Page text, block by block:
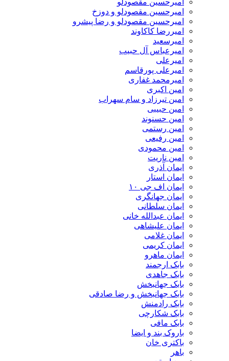
امیرحسین مقصودلو
امیرحسین مقصودلو و دوزخ
امیرحسین مقصودلو و رضا پیشرو
امیررضا کاکاوند
امیرسعید
امیرعباس آل حبیب
امیرعلی
امیرعلی پورقاسم
امیرمحمد غفاری
امین اکبری
امین تیرزاد و سام سهراب
امین حبیبی
امین حسنوند
امین رستمی
امین رفیعی
امین محمودی
امین ناریت
ایمان آذری
ایمان استار
ایمان اف جی ۱۰
ایمان جهانگری
ایمان سلطانی
ایمان عبدالله خانی
ایمان علیشاهی
ایمان غلامی
ایمان کریمی
ایمان ماهرو
بابک ارجمند
بابک جاهدی
بابک جهانبخش
بابک جهانبخش و رضا صادقی
بابک رادمنش
بابک شکارچی
بابک مافی
باروک بند و ایضا
باکتری خان
باهر